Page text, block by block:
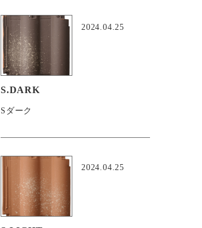
2024.04.25
S.DARK
Sダーク
2024.04.25